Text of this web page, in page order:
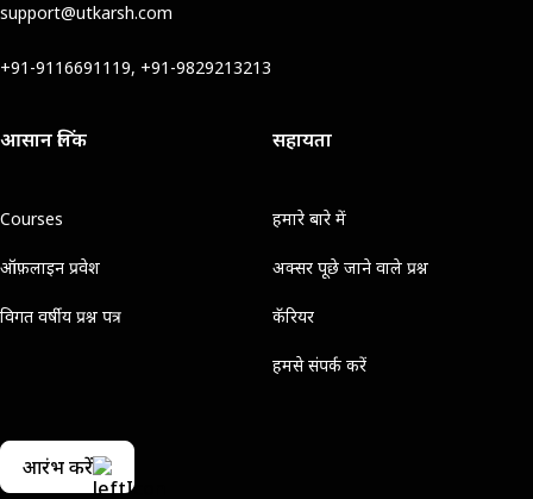
support@utkarsh.com
+91-9116691119, +91-9829213213
आसान लिंक
Courses
ऑफ़लाइन प्रवेश
विगत वर्षीय प्रश्न पत्र
सहायता
हमारे बारे में
अक्सर पूछे जाने वाले प्रश्न
कॅरियर
हमसे संपर्क करें
आरंभ करें